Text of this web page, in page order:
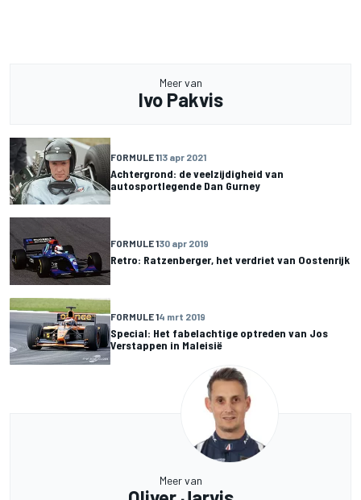
Meer van
Ivo Pakvis
FORMULE 113 apr 2021
Achtergrond: de veelzijdigheid van
autosportlegende Dan Gurney
FORMULE 130 apr 2019
Retro: Ratzenberger, het verdriet van Oostenrijk
FORMULE 14 mrt 2019
Special: Het fabelachtige optreden van Jos
Verstappen in Maleisië
Meer van